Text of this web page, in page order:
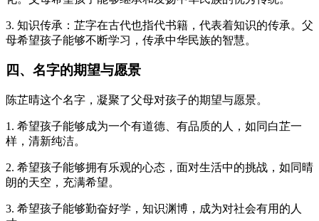
3. 知识传承：芷字在古代也指代书籍，代表着知识的传承。父
母希望孩子能够不断学习，传承中华民族的智慧。
四、名字的期望与愿景
陈芷晴这个名字，凝聚了父母对孩子的期望与愿景。
1. 希望孩子能够成为一个有道德、有品质的人，如同白芷一
样，清新纯洁。
2. 希望孩子能够拥有乐观的心态，面对生活中的挑战，如同晴
朗的天空，充满希望。
3. 希望孩子能够勤奋好学，知识渊博，成为对社会有用的人